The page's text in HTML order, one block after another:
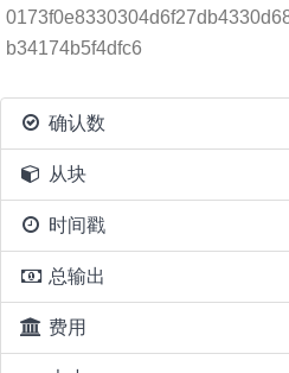
b34174b5f4dfc6
确认数
从块
时间戳
总输出
费用